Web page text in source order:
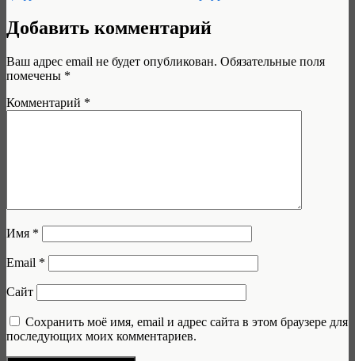
Добавить комментарий
Ваш адрес email не будет опубликован. Обязательные поля
помечены *
Комментарий *
Имя *
Email *
Сайт
Сохранить моё имя, email и адрес сайта в этом браузере для
последующих моих комментариев.